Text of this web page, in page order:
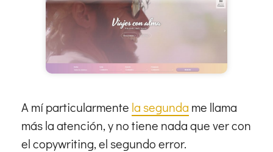
A mí particularmente la segunda me llama
más la atención, y no tiene nada que ver con
el copywriting, el segundo error.